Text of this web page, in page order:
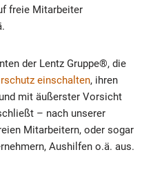
freie Mitarbeiter
der Lentz Gruppe®, die
einschalten, ihren
mit äußerster Vorsicht
– nach unserer
Mitarbeitern, oder sogar
Aushilfen o.ä. aus.